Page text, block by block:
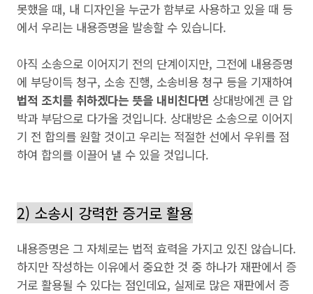
못했을 때, 내 디자인을 누군가 함부로 사용하고 있을 때 등
에서 우리는 내용증명을 발송할 수 있습니다.
아직 소송으로 이어지기 전의 단계이지만, 그전에 내용증명
에 부당이득 청구, 소송 진행, 소송비용 청구 등을 기재하여
법적 조치를 취하겠다는 뜻을 내비친다면 상대방에겐 큰 압
박과 부담으로 다가올 것입니다. 상대방은 소송으로 이어지
기 전 합의를 원할 것이고 우리는 적절한 선에서 우위를 점
하여 합의를 이끌어 낼 수 있을 것입니다.
2) 소송시 강력한 증거로 활용
내용증명은 그 자체로는 법적 효력을 가지고 있진 않습니다.
하지만 작성하는 이유에서 중요한 것 중 하나가 재판에서 증
거로 활용될 수 있다는 점인데요, 실제로 많은 재판에서 증